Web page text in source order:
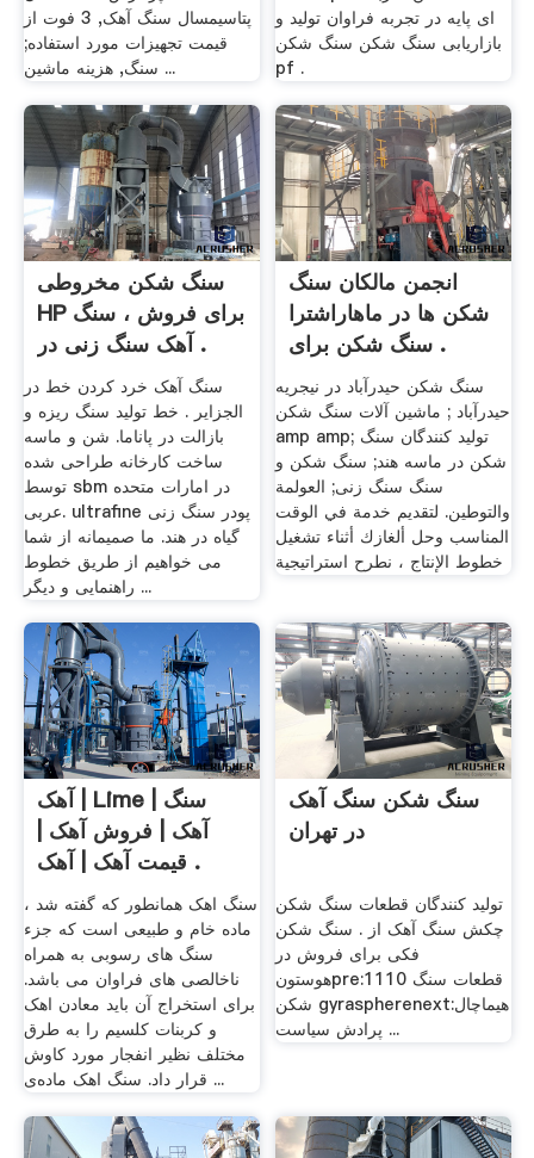
پتاسیمسال سنگ آهک, 3 فوت از
قیمت تجهیزات مورد استفاده;
سنگ, هزینه ماشین ...
ای پایه در تجربه فراوان تولید و
بازاریابی سنگ شکن سنگ شکن
pf .
سنگ شکن مخروطی
HP برای فروش ، سنگ
آهک سنگ زنی در .
سنگ آهک خرد کردن خط در
الجزایر . خط تولید سنگ ریزه و
بازالت در پاناما. شن و ماسه
ساخت کارخانه طراحی شده
توسط sbm در امارات متحده
عربی. ultrafine پودر سنگ زنی
گیاه در هند. ما صمیمانه از شما
می خواهیم از طریق خطوط
راهنمایی و دیگر ...
انجمن مالکان سنگ
شکن ها در ماهاراشترا
سنگ شکن برای .
سنگ شکن حیدرآباد در نیجریه
حیدرآباد ; ماشین آلات سنگ شکن
amp amp; تولید کنندگان سنگ
شکن در ماسه هند; سنگ شکن و
سنگ سنگ زنی; العولمة
والتوطين. لتقديم خدمة في الوقت
المناسب وحل ألغازك أثناء تشغيل
خطوط الإنتاج ، نطرح استراتيجية
آهک | Lime | سنگ
آهک | فروش آهک |
قیمت آهک | آهک .
سنگ اهک همانطور که گفته شد ،
ماده خام و طبیعی است که جزء
سنگ های رسوبی به همراه
ناخالصی های فراوان می باشد.
برای استخراج آن باید معادن اهک
و کربنات کلسیم را به طرق
مختلف نظیر انفجار مورد کاوش
قرار داد. سنگ اهک ماده‌ی ...
سنگ شکن سنگ آهک
در تهران
تولید کنندگان قطعات سنگ شکن
چکش سنگ آهک از .‌ سنگ شکن
فکی برای فروش در
هوستونpre:1110 قطعات سنگ
شکن gyraspherenext:هیماچال
پرادش سیاست ...